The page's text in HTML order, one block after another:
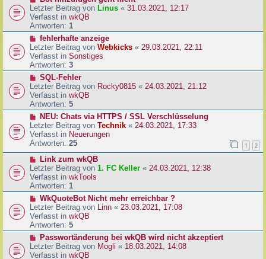
a
g
e
i
t
r
a
g
e
u
e
r
B
e
i
t
a
g
Letzter Beitrag von Linus « 31.03.2021, 12:17
Verfasst in wkQB
Antworten: 1
N
e
u
e
r
B
e
i
t
a
g
fehlerhafte anzeige
Letzter Beitrag von Webkicks « 29.03.2021, 22:11
Verfasst in Sonstiges
Antworten: 3
N
e
u
e
r
B
e
i
t
a
g
SQL-Fehler
Letzter Beitrag von Rocky0815 « 24.03.2021, 21:12
Verfasst in wkQB
Antworten: 5
N
e
u
e
r
B
e
i
t
a
g
NEU: Chats via HTTPS / SSL Verschlüsselung
Letzter Beitrag von Technik « 24.03.2021, 17:33
Verfasst in Neuerungen
Antworten: 25 1 2
N
e
u
e
r
B
e
i
t
a
g
Link zum wkQB
Letzter Beitrag von 1. FC Keller « 24.03.2021, 12:38
Verfasst in wkTools
Antworten: 1
N
e
u
e
r
B
e
WkQuoteBot Nicht mehr erreichbar ?
Letzter Beitrag von Linn « 23.03.2021, 17:08
Verfasst in wkQB
Antworten: 5
N
e
u
Passwortänderung bei wkQB wird nicht akzeptiert
Letzter Beitrag von Mogli « 18.03.2021, 14:08
Verfasst in wkQB